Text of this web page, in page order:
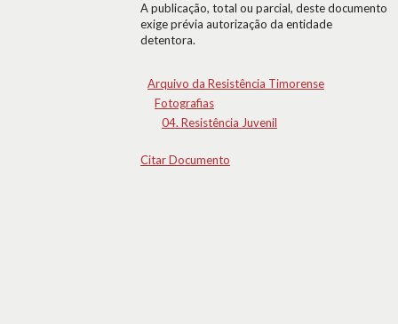
A publicação, total ou parcial, deste documento
exige prévia autorização da entidade
detentora.
Arquivo da Resistência Timorense
Fotografias
04. Resistência Juvenil
Citar Documento